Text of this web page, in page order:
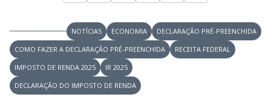
V
i
o NOTÍCIAS ECONOMIA
DECLARAÇÃO PRÉ-PREENCHIDA
COMO FAZER A DECLARAÇÃO PRÉ-PREENCHIDA
RECEITA FEDERAL
IMPOSTO DE RENDA 2025
IR 2025
DECLARAÇÃO DO IMPOSTO DE RENDA